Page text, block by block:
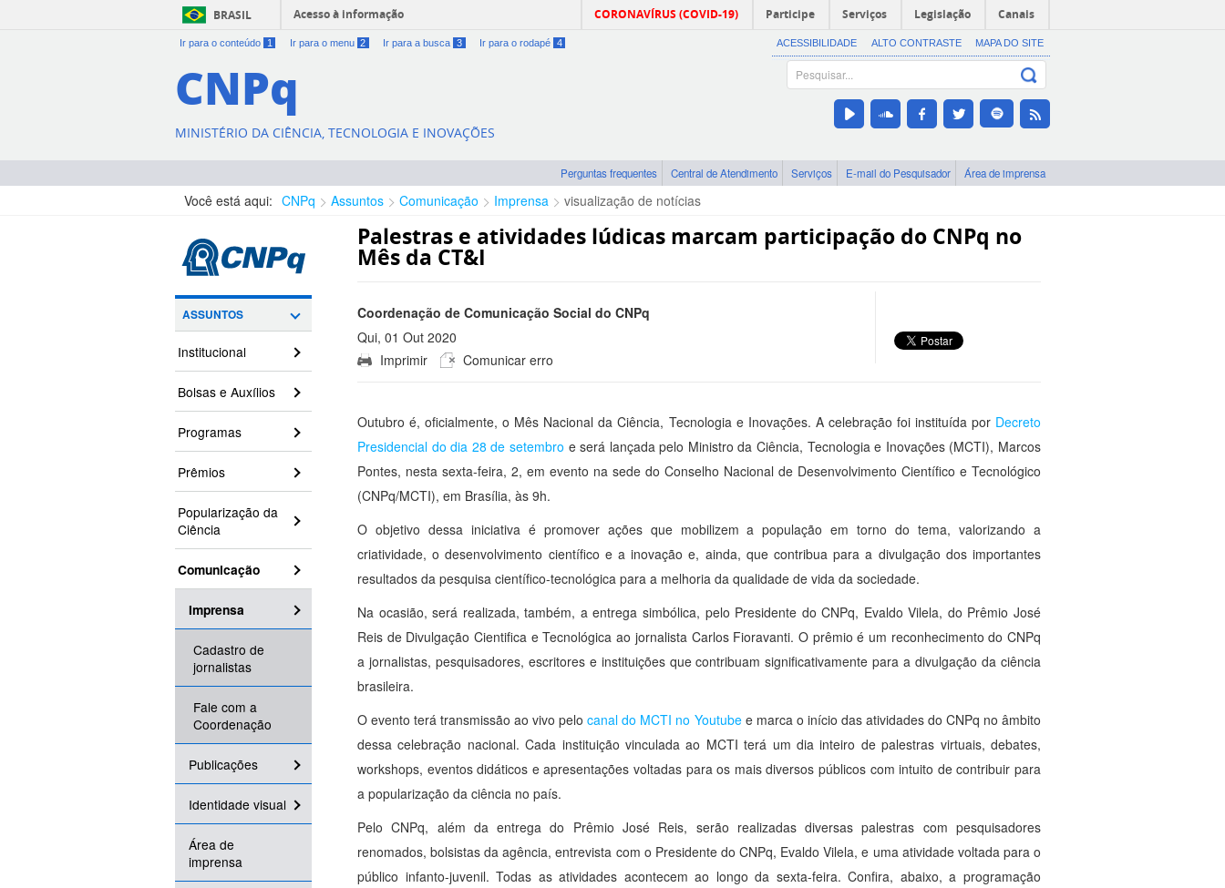
BRASIL Acesso à informação CORONAVÍRUS (COVID-19) Participe Serviços Legislação Canais
Ir para o conteúdo 1 Ir para o menu 2 Ir para a busca 3 Ir para o rodapé 4 ACESSIBILIDADE ALTO CONTRASTE MAPA DO SITE
CNPq
MINISTÉRIO DA CIÊNCIA, TECNOLOGIA E INOVAÇÕES
Perguntas frequentes Central de Atendimento Serviços E-mail do Pesquisador Área de imprensa
Você está aqui: CNPq Assuntos Comunicação Imprensa visualização de notícias
ASSUNTOS
Institucional
Bolsas e Auxílios
Programas
Prêmios
Popularização da
Ciência
Comunicação
Imprensa
Cadastro de
jornalistas
Fale com a
Coordenação
Publicações
Identidade visual
Área de
imprensa
Palestras e atividades lúdicas marcam participação do CNPq no
Mês da CT&I
Coordenação de Comunicação Social do CNPq
Qui, 01 Out 2020
11:49:00 -0300
Imprimir Comunicar erro
Outubro é, oficialmente, o Mês Nacional da Ciência, Tecnologia e Inovações. A celebração foi instituída por Decreto
Presidencial do dia 28 de setembro e será lançada pelo Ministro da Ciência, Tecnologia e Inovações (MCTI), Marcos
Pontes, nesta sexta-feira, 2, em evento na sede do Conselho Nacional de Desenvolvimento Científico e Tecnológico
(CNPq/MCTI), em Brasília, às 9h.
O objetivo dessa iniciativa é promover ações que mobilizem a população em torno do tema, valorizando a
criatividade, o desenvolvimento científico e a inovação e, ainda, que contribua para a divulgação dos importantes
resultados da pesquisa científico-tecnológica para a melhoria da qualidade de vida da sociedade.
Na ocasião, será realizada, também, a entrega simbólica, pelo Presidente do CNPq, Evaldo Vilela, do Prêmio José
Reis de Divulgação Cientifica e Tecnológica ao jornalista Carlos Fioravanti. O prêmio é um reconhecimento do CNPq
a jornalistas, pesquisadores, escritores e instituições que contribuam significativamente para a divulgação da ciência
brasileira.
O evento terá transmissão ao vivo pelocanal do MCTI no Youtubee marca o início das atividades do CNPq no âmbito
dessa celebração nacional. Cada instituição vinculada ao MCTI terá um dia inteiro de palestras virtuais, debates,
workshops, eventos didáticos e apresentações voltadas para os mais diversos públicos com intuito de contribuir para
a popularização da ciência no país.
Pelo CNPq, além da entrega do Prêmio José Reis, serão realizadas diversas palestras com pesquisadores
renomados, bolsistas da agência, entrevista com o Presidente do CNPq, Evaldo Vilela, e uma atividade voltada para o
público infanto-juvenil. Todas as atividades acontecem ao longo da sexta-feira. Confira, abaixo, a programação